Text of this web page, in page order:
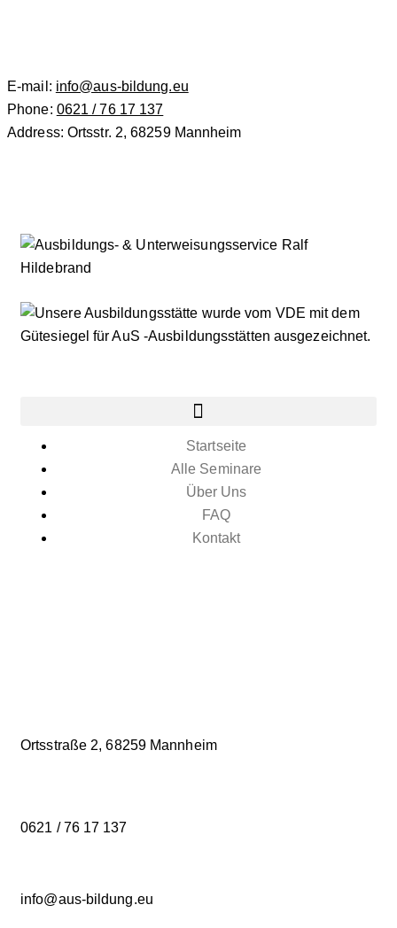
E-mail: info@aus-bildung.eu
Phone: 0621 / 76 17 137
Address: Ortsstr. 2, 68259 Mannheim
Startseite
Alle Seminare
Über Uns
FAQ
Kontakt
Ortsstraße 2,68259 Mannheim
0621 / 76 17 137
info@aus-bildung.eu